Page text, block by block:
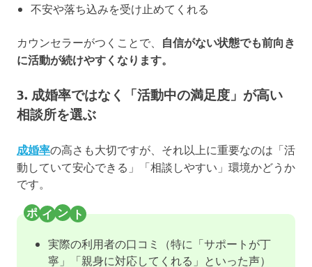
不安や落ち込みを受け止めてくれる
カウンセラーがつくことで、 自信がない状態でも前向き
に活動が続けやすくなります。
3. 成婚率ではなく「活動中の満足度」が高い
相談所を選ぶ
成婚率の高さも大切ですが、それ以上に重要なのは「活
動していて安心できる」「相談しやすい」環境かどうか
です。
実際の利用者の口コミ（特に「サポートが丁
寧」「親身に対応してくれる」といった声）